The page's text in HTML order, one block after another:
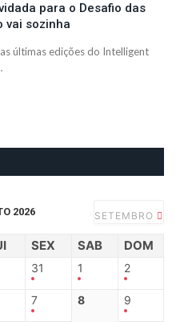
para o Desafio das
vai sozinha
últimas edições do Intelligent
2026 SETEMBRO
SEX SAB DOM
31 1 2
7 8 9